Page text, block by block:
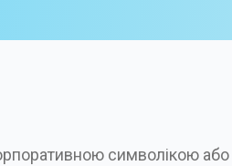
символікою або